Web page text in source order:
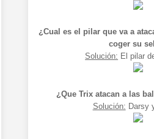
¿Cual es el pilar que va a
coger su
Solución: El pilar
¿Que Trix atacan a las
Solución: Darsy